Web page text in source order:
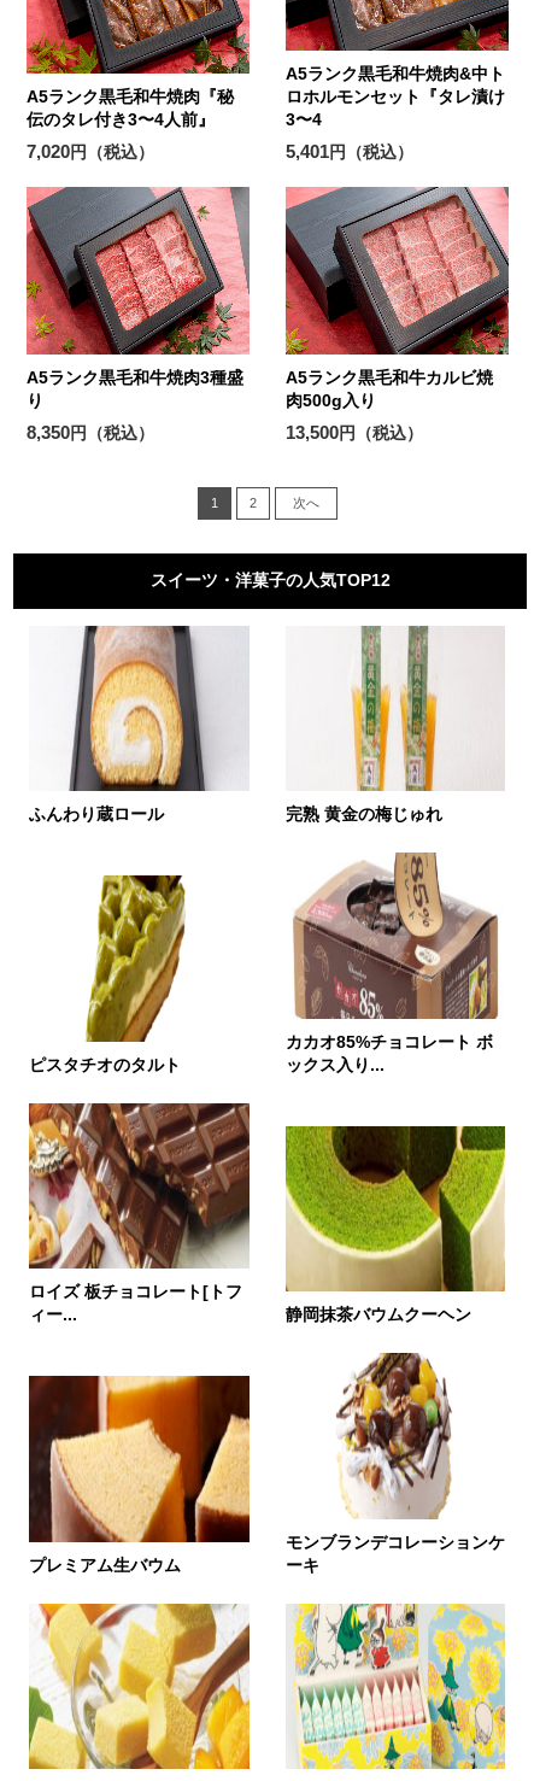
A5ランク黒毛和牛焼肉『秘
伝のタレ付き3〜4人前』
7,020円（税込）
A5ランク黒毛和牛焼肉&中ト
ロホルモンセット『タレ漬け
3〜4
5,401円（税込）
A5ランク黒毛和牛焼肉3種盛
り
8,350円（税込）
A5ランク黒毛和牛カルビ焼
肉500g入り
13,500円（税込）
1 2 次へ
スイーツ・洋菓子の人気TOP12
ふんわり蔵ロール 完熟 黄金の梅じゅれ
ピスタチオのタルト
カカオ85%チョコレート ボ
ックス入り...
ロイズ 板チョコレート[トフ
ィー...
静岡抹茶バウムクーヘン
プレミアム生バウム
モンブランデコレーションケ
ーキ